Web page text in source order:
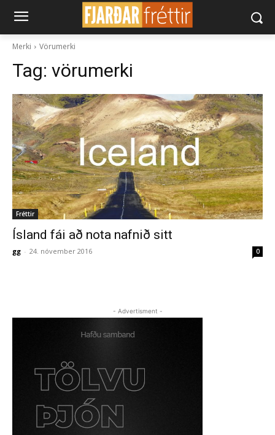
Merki Vörumerki
Tag: vörumerki
Fréttir
Ísland fái að nota nafnið sitt
gg - 24. nóvember 2016 0
- Advertisment -